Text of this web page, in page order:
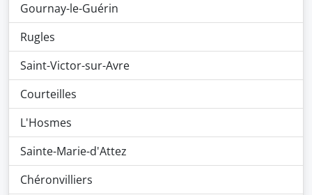
Gournay-le-Guérin
Rugles
Saint-Victor-sur-Avre
Courteilles
L'Hosmes
Sainte-Marie-d'Attez
Chéronvilliers